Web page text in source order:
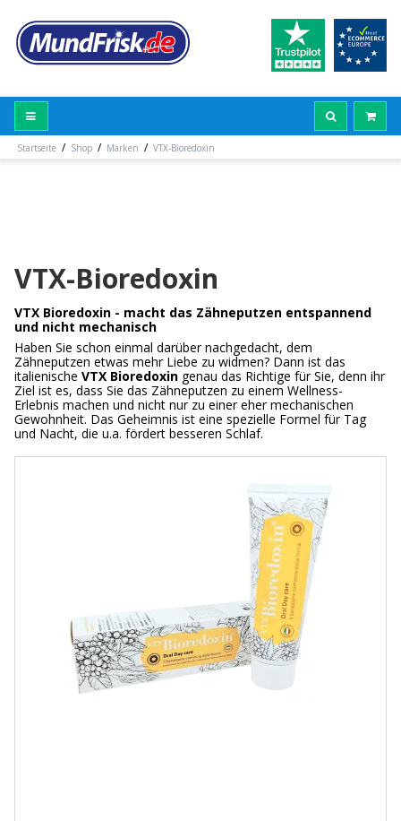
Startseite / Shop / Marken / VTX-Bioredoxin
VTX-Bioredoxin
VTX Bioredoxin - macht das Zähneputzen entspannend
und nicht mechanisch
Haben Sie schon einmal darüber nachgedacht, dem
Zähneputzen etwas mehr Liebe zu widmen? Dann ist das
italienische VTX Bioredoxin genau das Richtige für Sie, denn ihr
Ziel ist es, dass Sie das Zähneputzen zu einem Wellness-
Erlebnis machen und nicht nur zu einer eher mechanischen
Gewohnheit. Das Geheimnis ist eine spezielle Formel für Tag
und Nacht, die u.a. fördert besseren Schlaf.